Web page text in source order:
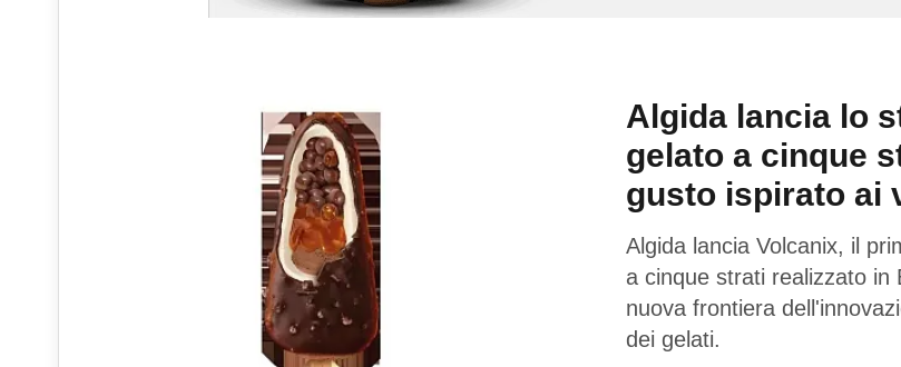
Algida lancia lo
gelato a cinque
gusto ispirato ai
Algida lancia Volcanix, il
a cinque strati realizzato in
nuova frontiera
dei gelati.